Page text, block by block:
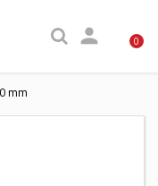
 0
mm